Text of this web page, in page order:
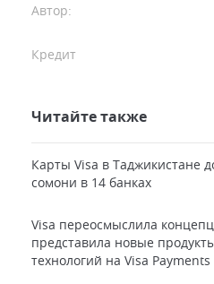
Автор:
Кредит
Читайте также
Карты Visa в Таджикистане
сомони в 14 банках
Visa переосмыслила
представила новые
технологий на Visa